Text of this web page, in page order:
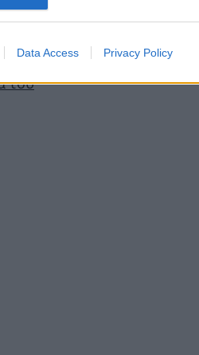
Data Access Privacy Policy
του